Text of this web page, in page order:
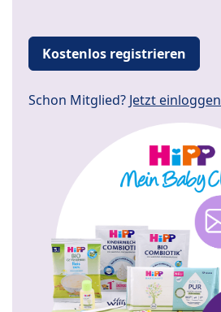
Kostenlos registrieren
Schon Mitglied? Jetzt einloggen